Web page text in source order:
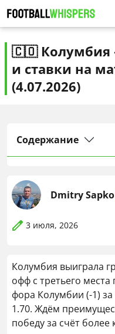
🇨🇴 Колумбия
и ставки на
(4.07.2026)
Содержание
Dmitry Sapko
3 июля, 2026
Колумбия выиграла
офф с третьего
фора Колумбии (-1)
1.70. Ждём
победу за счёт более